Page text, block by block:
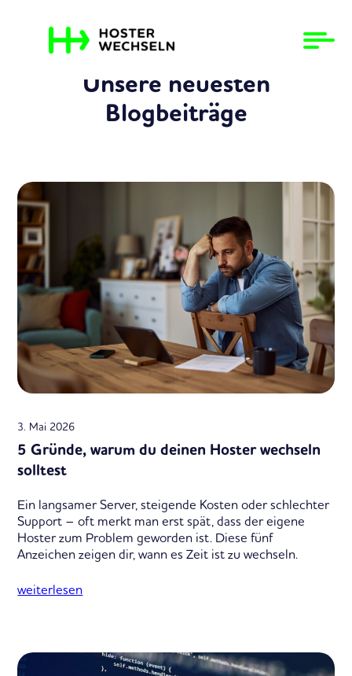
Unsere neuesten
Blogbeiträge
3. Mai 2026
5 Gründe, warum du deinen Hoster wechseln
solltest
Ein langsamer Server, steigende Kosten oder schlechter
Support – oft merkt man erst spät, dass der eigene
Hoster zum Problem geworden ist. Diese fünf
Anzeichen zeigen dir, wann es Zeit ist zu wechseln.
weiterlesen